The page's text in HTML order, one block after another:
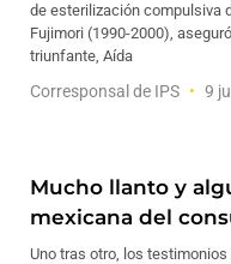
de esterilización compulsiva
Fujimori (1990-2000),
triunfante, Aída
Corresponsal de IPS 9
Mucho llanto y
mexicana del
Uno tras otro, los